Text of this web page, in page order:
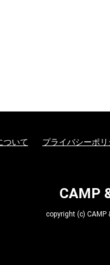
ついて プライバシーポリ
CAMP
copyright (c) CAMP